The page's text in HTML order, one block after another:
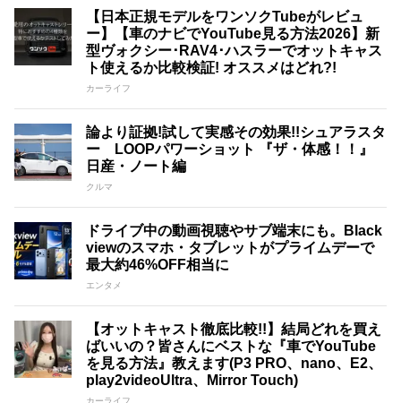
【日本正規モデルをワンソクTubeがレビュ
ー】【車のナビでYouTube見る方法2026】新
型ヴォクシー･RAV4･ハスラーでオットキャス
ト使えるか比較検証! オススメはどれ?!
カーライフ
論より証拠!試して実感その効果!!シュアラスタ
ー LOOPパワーショット 『ザ・体感！！』
日産・ノート編
クルマ
ドライブ中の動画視聴やサブ端末にも。Black
viewのスマホ・タブレットがプライムデーで
最大約46%OFF相当に
エンタメ
【オットキャスト徹底比較!!】結局どれを買え
ばいいの？皆さんにベストな『車でYouTube
を見る方法』教えます(P3 PRO、nano、E2、
play2videoUltra、Mirror Touch)
カーライフ